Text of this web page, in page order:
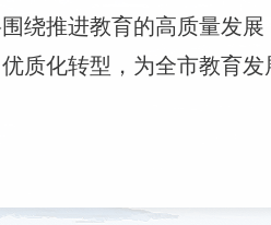
绕推进教育的高质量发
质化转型，为全市教育发